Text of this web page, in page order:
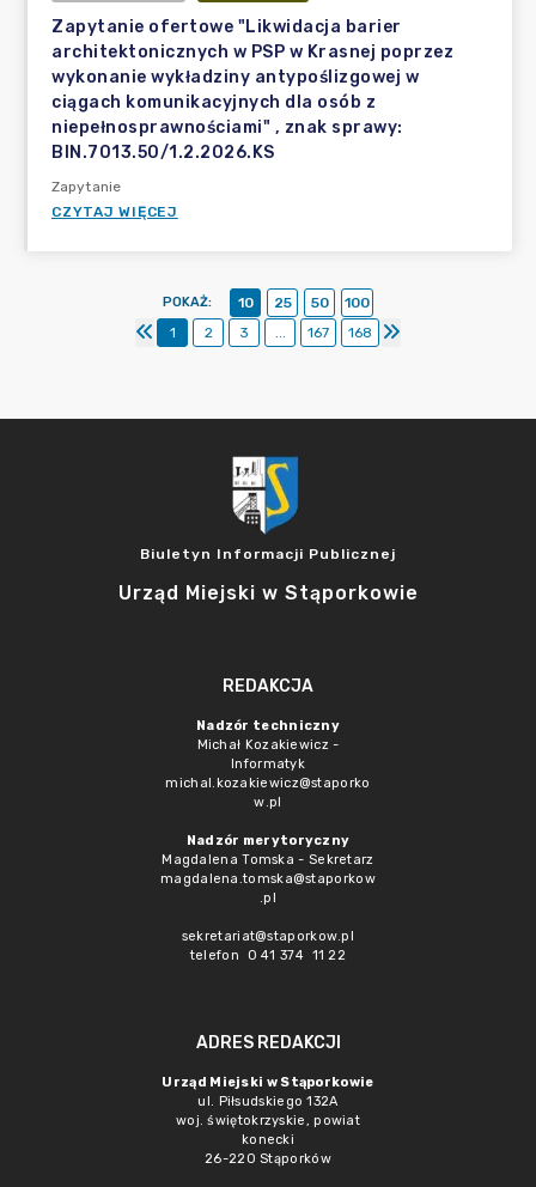
Zapytanie ofertowe "Likwidacja barier
architektonicznych w PSP w Krasnej poprzez
wykonanie wykładziny antypoślizgowej w
ciągach komunikacyjnych dla osób z
niepełnosprawnościami" , znak sprawy:
BIN.7013.50/1.2.2026.KS
Zapytanie
CZYTAJ WIĘCEJ
POKAŻ: 10 25 50
100
1
2 3 ... 167 168
Biuletyn Informacji Publicznej
Urząd Miejski w Stąporkowie
REDAKCJA
Nadzór techniczny
Michał Kozakiewicz -
Informatyk
michal.kozakiewicz@staporko
w.pl
Nadzór merytoryczny
Magdalena Tomska - Sekretarz
magdalena.tomska@staporkow
.pl
sekretariat@staporkow.pl
telefon 0 41 374 11 22
ADRES REDAKCJI
Urząd Miejski w Stąporkowie
ul. Piłsudskiego 132A
woj. świętokrzyskie, powiat
konecki
26-220 Stąporków